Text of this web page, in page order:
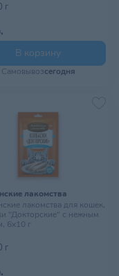
г
В корзину
Самовывозсегодня
лакомства
лакомства для кошек,
"Докторские" с нежным
6х10 г
г